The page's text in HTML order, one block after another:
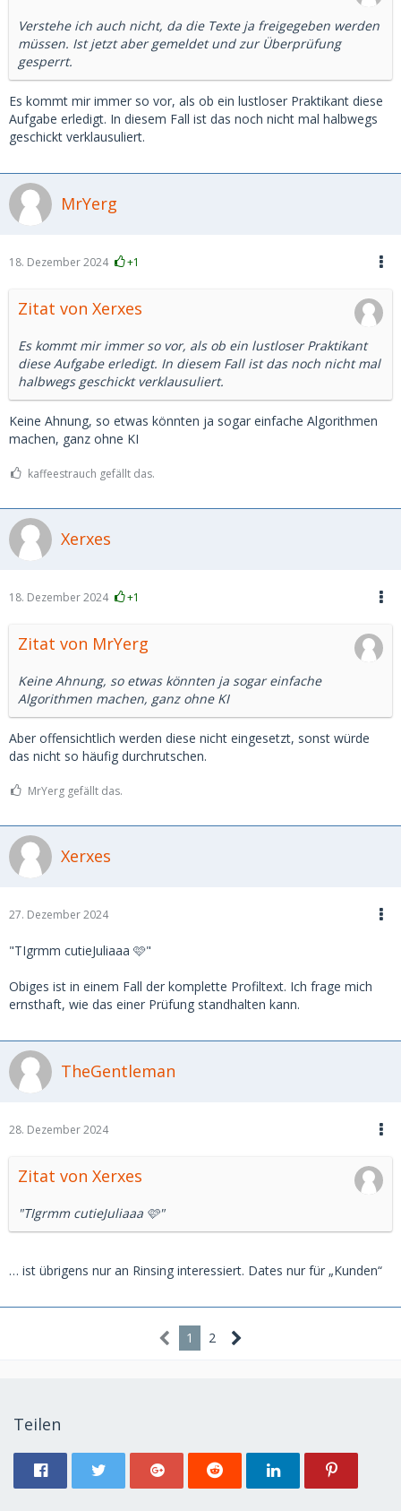
Verstehe ich auch nicht, da die Texte ja freigegeben werden
müssen. Ist jetzt aber gemeldet und zur Überprüfung
gesperrt.
Es kommt mir immer so vor, als ob ein lustloser Praktikant diese
Aufgabe erledigt. In diesem Fall ist das noch nicht mal halbwegs
geschickt verklausuliert.
MrYerg
18. Dezember 2024 +1
Zitat von Xerxes
Es kommt mir immer so vor, als ob ein lustloser Praktikant
diese Aufgabe erledigt. In diesem Fall ist das noch nicht mal
halbwegs geschickt verklausuliert.
Keine Ahnung, so etwas könnten ja sogar einfache Algorithmen
machen, ganz ohne KI
kaffeestrauch gefällt das.
Xerxes
18. Dezember 2024 +1
Zitat von MrYerg
Keine Ahnung, so etwas könnten ja sogar einfache
Algorithmen machen, ganz ohne KI
Aber offensichtlich werden diese nicht eingesetzt, sonst würde
das nicht so häufig durchrutschen.
MrYerg gefällt das.
Xerxes
27. Dezember 2024
"TIgrmm cutieJuliaaa 🩷"
Obiges ist in einem Fall der komplette Profiltext. Ich frage mich
ernsthaft, wie das einer Prüfung standhalten kann.
TheGentleman
28. Dezember 2024
Zitat von Xerxes
"TIgrmm cutieJuliaaa 🩷"
… ist übrigens nur an Rinsing interessiert. Dates nur für „Kunden“
1 2
Teilen